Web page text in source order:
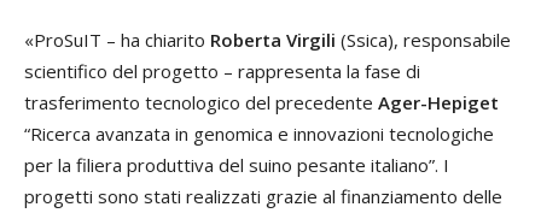
«ProSuIT – ha chiarito Roberta Virgili (Ssica), responsabile
scientifico del progetto – rappresenta la fase di
trasferimento tecnologico del precedente Ager-Hepiget
“Ricerca avanzata in genomica e innovazioni tecnologiche
per la filiera produttiva del suino pesante italiano”. I
progetti sono stati realizzati grazie al finanziamento delle